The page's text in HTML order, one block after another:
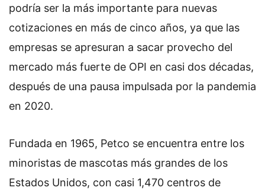
podría ser la más importante para nuevas
cotizaciones en más de cinco años, ya que las
empresas se apresuran a sacar provecho del
mercado más fuerte de OPI en casi dos décadas,
después de una pausa impulsada por la pandemia
en 2020.
Fundada en 1965, Petco se encuentra entre los
minoristas de mascotas más grandes de los
Estados Unidos, con casi 1,470 centros de